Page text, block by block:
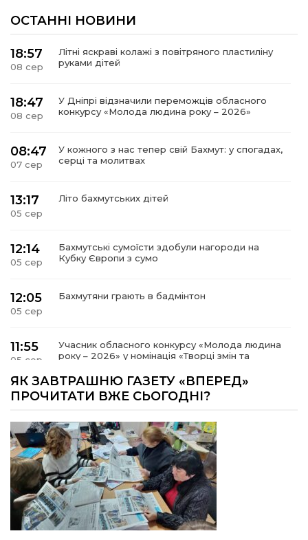
ОСТАННІ НОВИНИ
18:57
08 сер
Літні яскраві колажі з повітряного пластиліну
руками дітей
18:47
08 сер
У Дніпрі відзначили переможців обласного
конкурсу «Молода людина року – 2026»
08:47
07 сер
У кожного з нас тепер свій Бахмут: у спогадах,
серці та молитвах
13:17
05 сер
Літо бахмутських дітей
12:14
05 сер
Бахмутські сумоїсти здобули нагороди на
Кубку Європи з сумо
12:05
05 сер
Бахмутяни грають в бадмінтон
11:55
05 сер
Учасник обласного конкурсу «Молода людина
року – 2026» у номінація «Творці змін та
15:18
Мобільні клініки надали медичну допомогу 4
09:27
03 сер
ВПО можуть не платити за частину
комунальних послуг: про що йдеться
14:12
01 сер
Досі ВПО? Юристка розповіла, коли
переселенці втрачають виплати та статус
внутрішньо переміщеної особи
ЯК ЗАВТРАШНЮ ГАЗЕТУ «ВПЕРЕД»
ПРОЧИТАТИ ВЖЕ СЬОГОДНІ?